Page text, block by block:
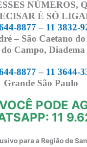
NÚMEROS,
É SÓ
8877 – 11 3832-
– São Caetano
Campo, Diadema
8877 – 11 3644-
Grande São Paulo
PODE
11
para a Região de